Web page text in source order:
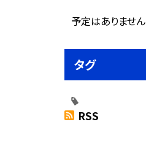
予定はありません
タグ
RSS